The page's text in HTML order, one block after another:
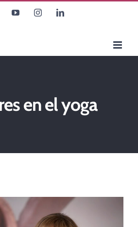
FacebookYouTubeInstagramLinkedIn
en el yoga